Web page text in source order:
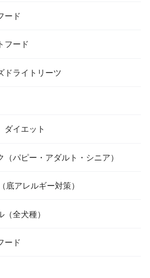
ード
フード
ライトリーツ
イエット
パピー・アダルト・シニア）
アレルギー対策）
全犬種）
ード